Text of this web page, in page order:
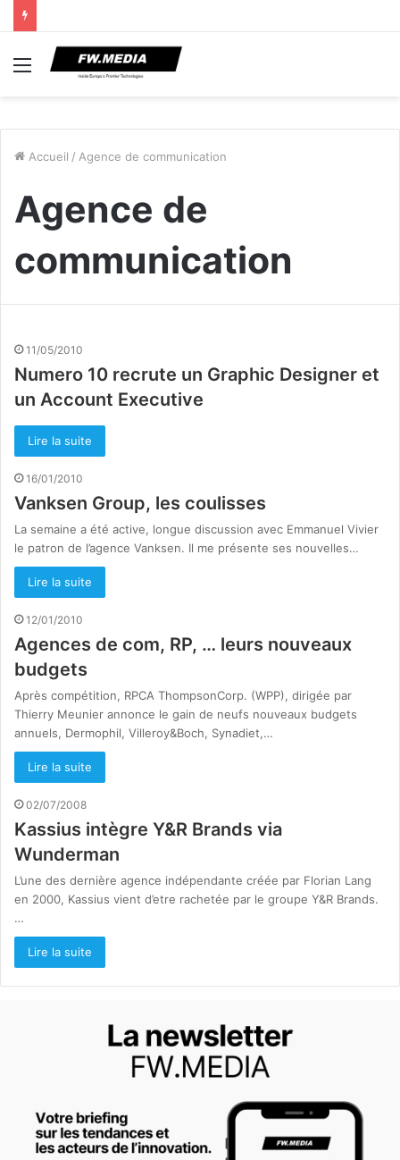
Menu
Accueil / Agence de communication
Agence de
communication
11/05/2010
Numero 10 recrute un Graphic Designer et
un Account Executive
Lire la suite
16/01/2010
Vanksen Group, les coulisses
La semaine a été active, longue discussion avec Emmanuel Vivier
le patron de l’agence Vanksen. Il me présente ses nouvelles…
Lire la suite
12/01/2010
Agences de com, RP, … leurs nouveaux
budgets
Après compétition, RPCA ThompsonCorp. (WPP), dirigée par
Thierry Meunier annonce le gain de neufs nouveaux budgets
annuels, Dermophil, Villeroy&Boch, Synadiet,…
Lire la suite
02/07/2008
Kassius intègre Y&R Brands via
Wunderman
L’une des dernière agence indépendante créée par Florian Lang
en 2000, Kassius vient d’etre rachetée par le groupe Y&R Brands.
…
Lire la suite